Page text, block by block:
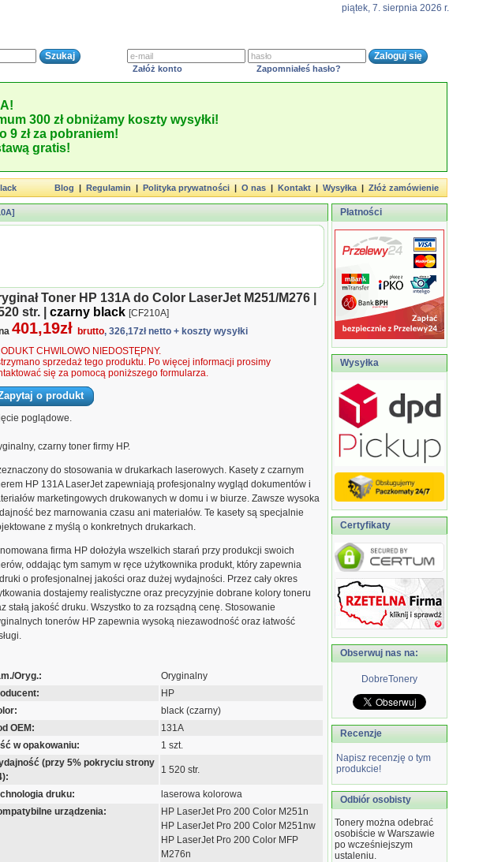
piątek, 7. sierpnia 2026 r.
Załóż konto Zapomniałeś hasło?
300 zł obniżamy koszty wysyłki!
9 zł za pobraniem!
gratis!
Blog|Regulamin|Polityka prywatności|O nas|Kontakt|Wysyłka|Złóż zamówienie
Toner HP 131A do Color LaserJet M251/M276 |
str. | czarny black [CF210A]
401,19zł brutto, 326,17zł netto + koszty wysyłki
CHWILOWO NIEDOSTĘPNY.
sprzedaż tego produktu. Po więcej informacji prosimy
się za pomocą poniższego formularza.
o produkt
poglądowe.
czarny toner firmy HP.
do stosowania w drukarkach laserowych. Kasety z czarnym
HP 131A LaserJet zapewniają profesjonalny wygląd dokumentów i
marketingowych drukowanych w domu i w biurze. Zawsze wysoka
bez marnowania czasu ani materiałów. Te kasety są specjalnie
z myślą o konkretnych drukarkach.
firma HP dołożyła wszelkich starań przy produkcji swoich
oddając tym samym w ręce użytkownika produkt, który zapewnia
o profesjonalnej jakości oraz dużej wydajności. Przez cały okres
dostajemy realistyczne oraz precyzyjnie dobrane kolory toneru
stałą jakość druku. Wszystko to za rozsądną cenę. Stosowanie
tonerów HP zapewnia wysoką niezawodność oraz łatwość
Oryg.:
Oryginalny
HP
black (czarny)
OEM:
131A
w opakowaniu:
1 szt.
(przy 5% pokryciu strony
1 520 str.
druku:
laserowa kolorowa
urządzenia:
HP LaserJet Pro 200 Color M251n
HP LaserJet Pro 200 Color M251nw
HP LaserJet Pro 200 Color MFP
M276n
Płatności
Wysyłka
Certyfikaty
Obserwuj nas na:
DobreTonery
Recenzje
Napisz recenzję o tym
produkcie!
Odbiór osobisty
Tonery można odebrać
osobiście w Warszawie
po wcześniejszym
ustaleniu.